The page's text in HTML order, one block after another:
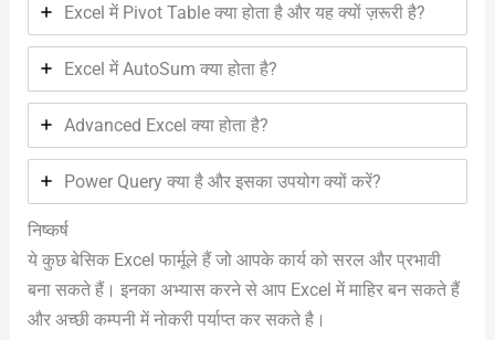
Excel में Pivot Table क्या होता है और यह क्यों ज़रूरी है?
Excel में AutoSum क्या होता है?
Advanced Excel क्या होता है?
Power Query क्या है और इसका उपयोग क्यों करें?
निष्कर्ष
ये कुछ बेसिक Excel फार्मूले हैं जो आपके कार्य को सरल और प्रभावी
बना सकते हैं। इनका अभ्यास करने से आप Excel में माहिर बन सकते हैं
और अच्छी कम्पनी में नोकरी पर्याप्त कर सकते है।